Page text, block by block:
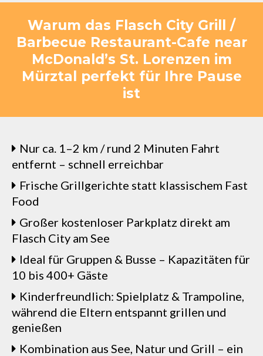
Warum das Flasch City Grill /
Barbecue Restaurant-Cafe near
McDonald’s St. Lorenzen im
Mürztal perfekt für Ihre Pause
ist
Nur ca. 1–2 km / rund 2 Minuten Fahrt
entfernt – schnell erreichbar
Frische Grillgerichte statt klassischem Fast
Food
Großer kostenloser Parkplatz direkt am
Flasch City am See
Ideal für Gruppen & Busse – Kapazitäten für
10 bis 400+ Gäste
Kinderfreundlich: Spielplatz & Trampoline,
während die Eltern entspannt grillen und
genießen
Kombination aus See, Natur und Grill – ein